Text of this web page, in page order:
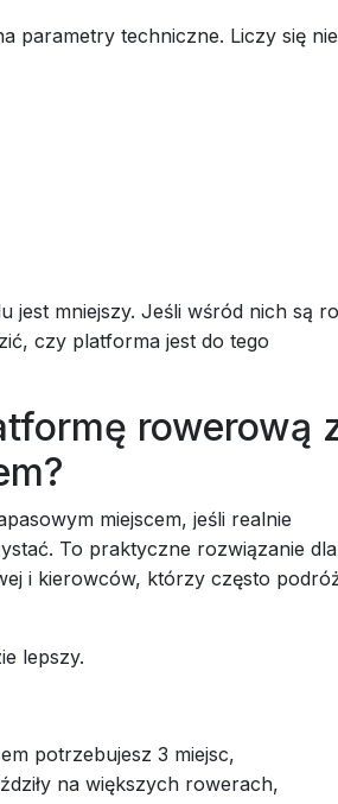
parametry techniczne. Liczy się
jest mniejszy. Jeśli wśród nich są
czy platforma jest do tego
rowerową
miejscem, jeśli realnie
To praktyczne rozwiązanie
i kierowców, którzy często
lepszy.
potrzebujesz 3 miejsc,
na większych rowerach,